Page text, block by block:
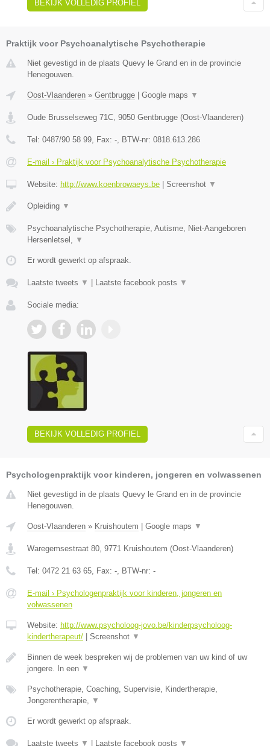
BEKIJK VOLLEDIG PROFIEL
Praktijk voor Psychoanalytische Psychotherapie
Niet gevestigd in de plaats Quevy le Grand en in de provincie
Henegouwen.
Oost-Vlaanderen » Gentbrugge Google maps ▼
Oude Brusselseweg 71C, 9050 Gentbrugge (Oost-Vlaanderen)
Tel: 0487/90 58 99, Fax: -, BTW-nr: 0818.613.286
E-mail › Praktijk voor Psychoanalytische Psychotherapie
Website: http://www.koenbrowaeys.be Screenshot ▼
Opleiding ▼
Psychoanalytische Psychotherapie, Autisme, Niet-Aangeboren
Hersenletsel, ▼
Er wordt gewerkt op afspraak.
Laatste tweets ▼ Laatste facebook posts ▼
Sociale media:
BEKIJK VOLLEDIG PROFIEL
Psychologenpraktijk voor kinderen, jongeren en volwassenen
Niet gevestigd in de plaats Quevy le Grand en in de provincie
Henegouwen.
Oost-Vlaanderen » Kruishoutem Google maps ▼
Waregemsestraat 80, 9771 Kruishoutem (Oost-Vlaanderen)
Tel: 0472 21 63 65, Fax: -, BTW-nr: -
E-mail › Psychologenpraktijk voor kinderen, jongeren en
volwassenen
Website: http://www.psycholoog-jovo.be/kinderpsycholoog-
kindertherapeut/
Screenshot ▼
Binnen de week bespreken wij de problemen van uw kind of uw
jongere. In een ▼
Psychotherapie, Coaching, Supervisie, Kindertherapie,
Jongerentherapie, ▼
Er wordt gewerkt op afspraak.
Laatste tweets ▼ Laatste facebook posts ▼